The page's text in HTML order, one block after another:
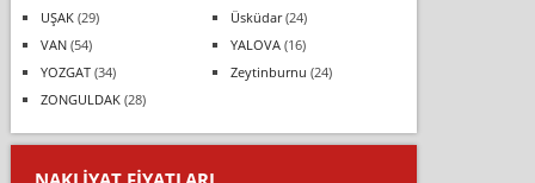
UŞAK(29) Üsküdar(24)
VAN(54) YALOVA(16)
YOZGAT(34) Zeytinburnu (24)
ZONGULDAK(28)